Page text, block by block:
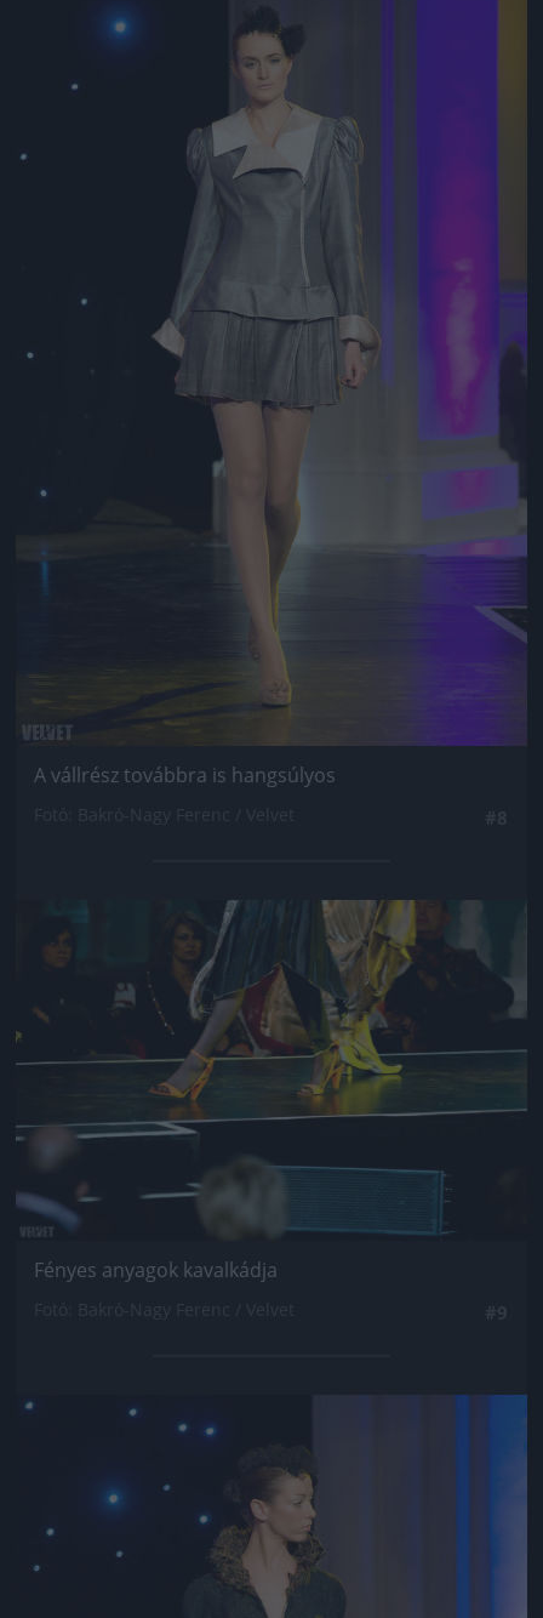
A vállrész továbbra is hangsúlyos
Jön még kép!
Fényes anyagok kavalkádja
Jön még kép!